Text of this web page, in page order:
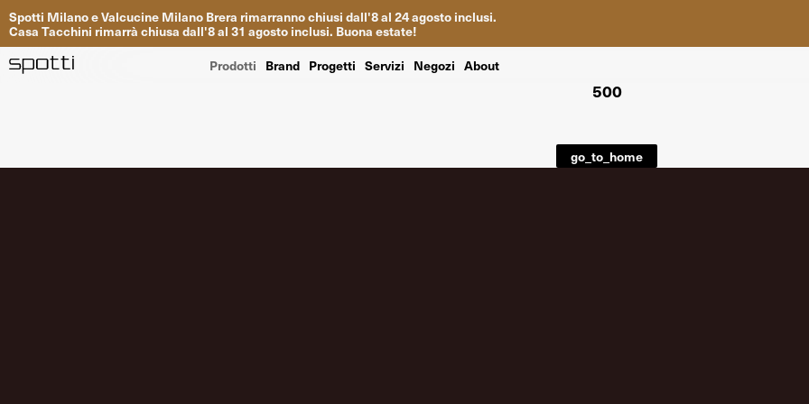
Spotti MilanoeValcucine Milano Brera rimarrannochiusi dall'8al 24agosto inclusi.
Casa Tacchini rimarrà chiusa dall'8al 31 agosto inclusi. Buona estate!
Prodotti Brand Progetti Servizi Negozi About
500
go_to_home